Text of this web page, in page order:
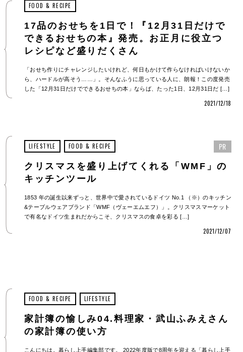
FOOD & RECIPE
17品のおせちを1日で！『12月31日だけで
できるおせちの本』発売。お正月に役立つ
レシピなど盛りだくさん
「おせち作りにチャレンジしたいけれど、何日もかけて作らなければいけないか
ら、ハードルが高そう……」。そんなふうに思っている人に、朗報！この度発売
した「12月31日だけでできるおせちの本」ならば、たった1日、12月31日だ […]
2021/12/18
LIFESTYLE FOOD & RECIPE PR
クリスマスを盛り上げてくれる「WMF」の
キッチンツール
1853 年の誕生以来ずっと、世界中で愛されているドイツ No.1 （※）のキッチン
&テーブルウェアブランド「WMF（ヴェーエムエフ）」。クリスマスマーケット
で有名なドイツ生まれだからこそ、クリスマスの食卓を彩る […]
2021/12/07
FOOD & RECIPE LIFESTYLE
家計簿の愉しみ04.料理家・武山ふみえさん
の家計簿の使い方
こんにちは。暮らし上手編集部です。 2022年度版で8周年を迎える「暮らし上手